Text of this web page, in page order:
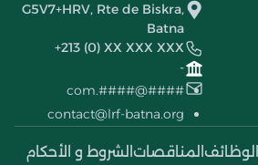
G5V7+HRV, Rte de Biskra,
Batna
+213 (0) XX XXX XXX
-
####@####.com
contact@lrf-batna.org
الوظائف المناقصات الشروط و الأحكام